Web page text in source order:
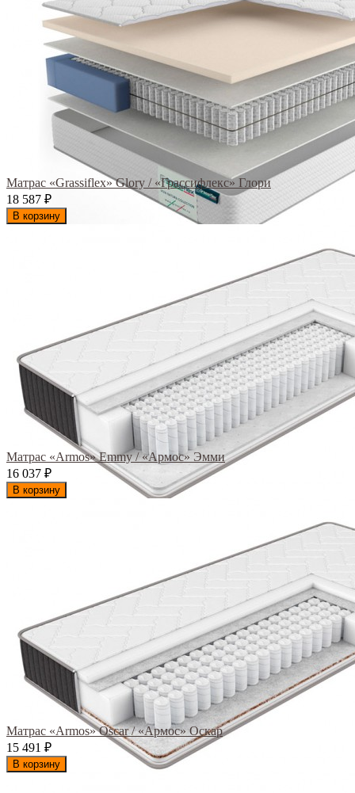
Матрас «Grassiflex» Glory / «Грассифлекс» Глори
18 587 ₽
В корзину
Матрас «Armos» Emmy / «Армос» Эмми
16 037 ₽
В корзину
Матрас «Armos» Oscar / «Армос» Оскар
15 491
₽
В корзину